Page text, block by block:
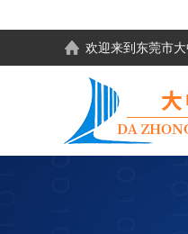
欢迎来到东莞市